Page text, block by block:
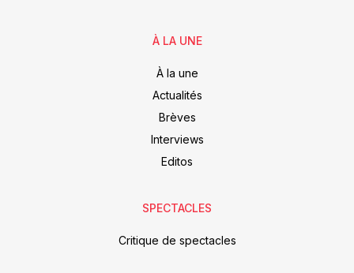
À LA UNE
À la une
Actualités
Brèves
Interviews
Editos
SPECTACLES
Critique de spectacles